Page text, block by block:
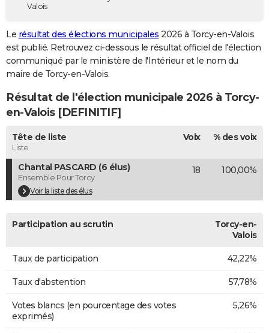
Destinations
City break
Voyage nature
Voyage de noces
Forum
GUIDES D'ACHAT
BONS PLANS
Carte de Noël
Carte Bonne année
Carte Saint-Valentin
Carte Pâques
Carte d'anniversaire
DICTIONNAIRE
Dictionnaire
Biographies
Citations
Expressions
Proverbes
PROGRAMME TV
COPAINS D'AVANT
S'inscrire
Se connecter
Lycées
Collèges
Primaires
Universités
Entreprises
Service militaire
Avis de recherche
AVIS DE DÉCÈS
Bricolage
Television
Valois
Le résultat des élections municipales 2026 à Torcy-en-Valois
est publié. Retrouvez ci-dessous le résultat officiel de l'élection
communiqué par le ministère de l'Intérieur et le nom du
maire de Torcy-en-Valois.
Résultat de l'élection municipale 2026 à Torcy-
en-Valois [DEFINITIF]
Tête de liste
Liste
Voix % des voix
Chantal PASCARD (6 élus)
Ensemble Pour Torcy
Voir la liste des élus
18 100,00%
Participation au scrutin
Torcy-en-
Valois
Taux de participation 42,22%
Taux d'abstention 57,78%
Votes blancs (en pourcentage des votes
exprimés)
5,26%